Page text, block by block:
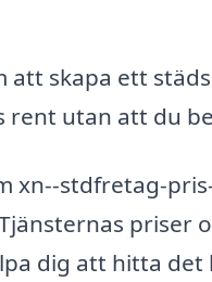
att skapa ett
utan att du
xn--stdfretag-
priser
dig att hitta